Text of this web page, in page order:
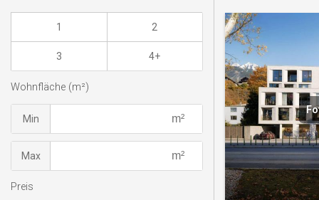
1 2
3 4+
Wohnfläche (m²)
Min
Max
Preis